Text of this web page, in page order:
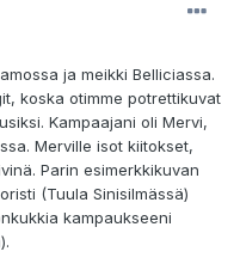
ja meikki Belliciassa.
koska otimme potrettikuvat
Kampaajani oli Mervi,
Merville isot kiitokset,
Parin esimerkkikuvan
(Tuula Sinisilmässä)
kampaukseeni